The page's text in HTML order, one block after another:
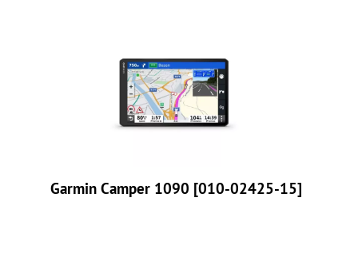
Garmin Camper 1090 [010-02425-15]